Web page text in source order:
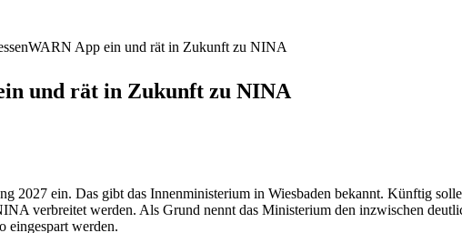
App ein und rät in Zukunft zu NINA
und rät in Zukunft zu NINA
2027 ein. Das gibt das Innenministerium in Wiesbaden bekannt. Künftig
verbreitet werden. Als Grund nennt das Ministerium den inzwischen
eingespart werden.